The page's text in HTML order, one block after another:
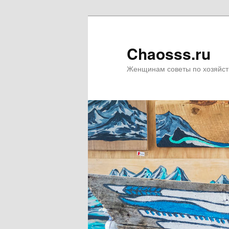
Chaosss.ru
Женщинам советы по